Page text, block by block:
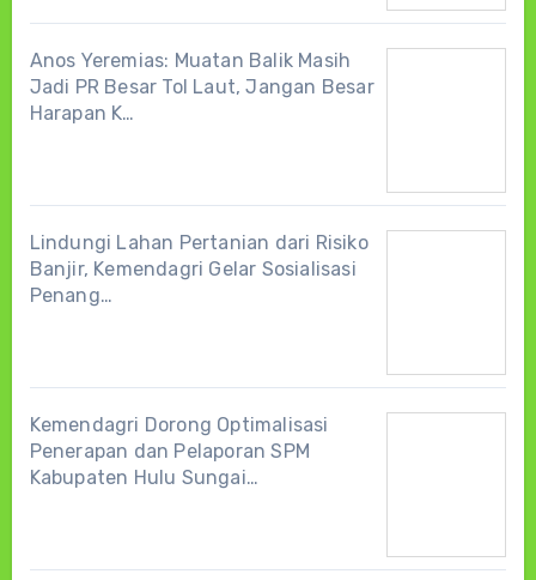
Anos Yeremias: Muatan Balik Masih
Jadi PR Besar Tol Laut, Jangan Besar
Harapan K…
Lindungi Lahan Pertanian dari Risiko
Banjir, Kemendagri Gelar Sosialisasi
Penang…
Kemendagri Dorong Optimalisasi
Penerapan dan Pelaporan SPM
Kabupaten Hulu Sungai…